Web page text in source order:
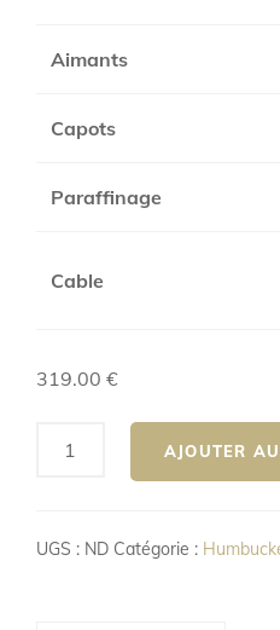
Aimants
Capots
Paraffinage
Cable
319.00 €
59
AJOUTER
UGS : ND Catégorie :